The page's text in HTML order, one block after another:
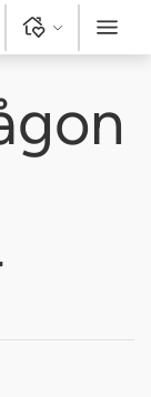
Logga in Meny